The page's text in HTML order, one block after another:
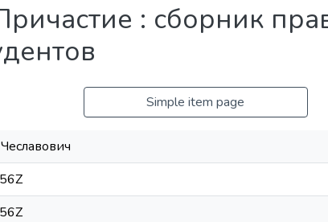
: сборник
Simple item page